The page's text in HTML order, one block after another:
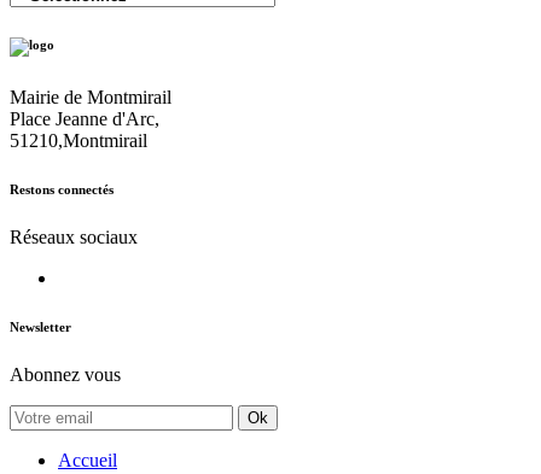
Mairie de Montmirail
Place Jeanne d'Arc,
51210,Montmirail
Restons connectés
Réseaux sociaux
Newsletter
Abonnez vous
Ok
Accueil